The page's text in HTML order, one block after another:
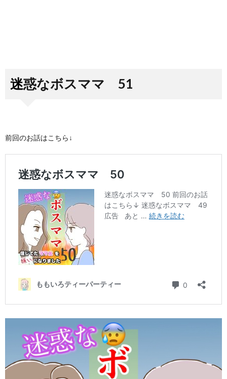
迷惑なボスママ 51
前回のお話はこちら↓